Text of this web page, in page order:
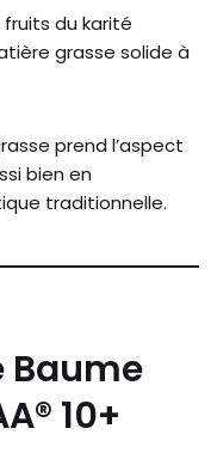
du karité
grasse solide à
prend l’aspect
bien en
traditionnelle.
Baume
10+